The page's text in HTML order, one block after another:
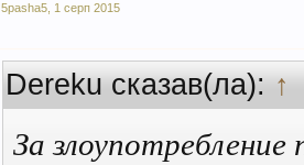
5pasha5 1 серп 2015
Dereku сказав(ла):↑
За